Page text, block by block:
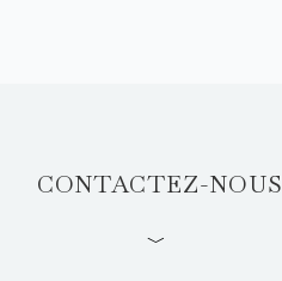
CONTACTEZ-NOUS
﹀